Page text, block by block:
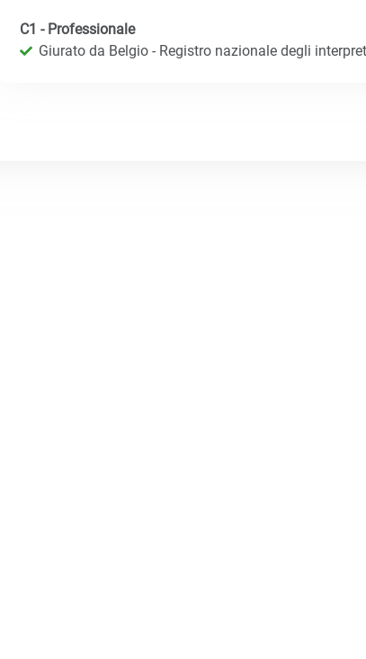
C1 - Professionale
Giurato da Belgio - Registro nazionale degli